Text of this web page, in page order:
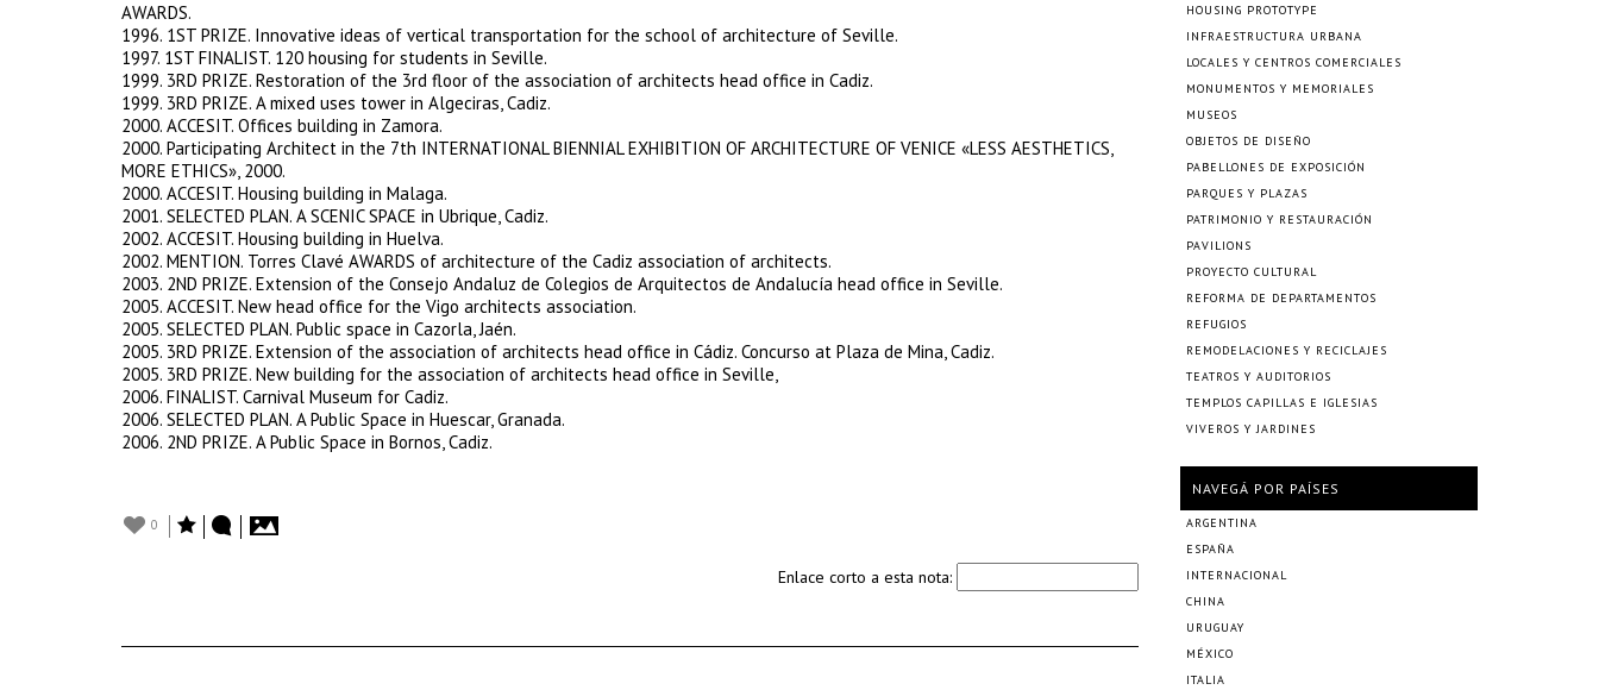
AWARDS.
1996. 1ST PRIZE. Innovative ideas of vertical transportation for the school of architecture of Seville.
1997. 1ST FINALIST. 120 housing for students in Seville.
1999. 3RD PRIZE. Restoration of the 3rd floor of the association of architects head office in Cadiz.
1999. 3RD PRIZE. A mixed uses tower in Algeciras, Cadiz.
2000. ACCESIT. Offices building in Zamora.
2000. Participating Architect in the 7th INTERNATIONAL BIENNIAL EXHIBITION OF ARCHITECTURE OF VENICE «LESS AESTHETICS,
MORE ETHICS», 2000.
2000. ACCESIT. Housing building in Malaga.
2001. SELECTED PLAN. A SCENIC SPACE in Ubrique, Cadiz.
2002. ACCESIT. Housing building in Huelva.
2002. MENTION. Torres Clavé AWARDS of architecture of the Cadiz association of architects.
2003. 2ND PRIZE. Extension of the Consejo Andaluz de Colegios de Arquitectos de Andalucía head office in Seville.
2005. ACCESIT. New head office for the Vigo architects association.
2005. SELECTED PLAN. Public space in Cazorla, Jaén.
2005. 3RD PRIZE. Extension of the association of architects head office in Cádiz. Concurso at Plaza de Mina, Cadiz.
2005. 3RD PRIZE. New building for the association of architects head office in Seville,
2006. FINALIST. Carnival Museum for Cadiz.
2006. SELECTED PLAN. A Public Space in Huescar, Granada.
2006. 2ND PRIZE. A Public Space in Bornos, Cadiz.
0
Enlace corto a esta nota:
HOUSING PROTOTYPE
INFRAESTRUCTURA URBANA
LOCALES Y CENTROS COMERCIALES
MONUMENTOS Y MEMORIALES
MUSEOS
OBJETOS DE DISEÑO
PABELLONES DE EXPOSICIÓN
PARQUES Y PLAZAS
PATRIMONIO Y RESTAURACIÓN
PAVILIONS
PROYECTO CULTURAL
REFORMA DE DEPARTAMENTOS
REFUGIOS
REMODELACIONES Y RECICLAJES
TEATROS Y AUDITORIOS
TEMPLOS CAPILLAS E IGLESIAS
VIVEROS Y JARDINES
NAVEGÁ POR PAÍSES
ARGENTINA
ESPAÑA
INTERNACIONAL
CHINA
URUGUAY
MÉXICO
ITALIA